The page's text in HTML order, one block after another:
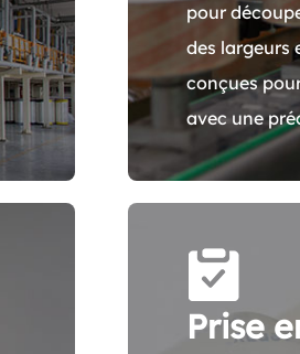
pour
des largeurs
conçues
avec une
Prise